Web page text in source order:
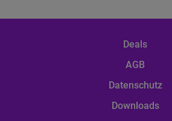
Deals
AGB
Datenschutz
Downloads